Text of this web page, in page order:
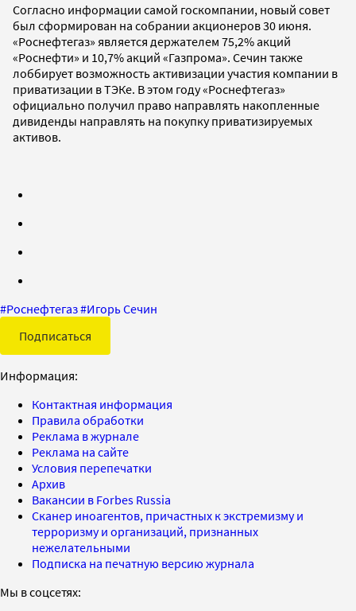
Согласно информации самой госкомпании, новый совет
был сформирован на собрании акционеров 30 июня.
«Роснефтегаз» является держателем 75,2% акций
«Роснефти» и 10,7% акций «Газпрома». Сечин также
лоббирует возможность активизации участия компании в
приватизации в ТЭКе. В этом году «Роснефтегаз»
официально получил право направлять накопленные
дивиденды направлять на покупку приватизируемых
активов.
#Роснефтегаз#Игорь Сечин
Подписаться
Информация:
Контактная информация
Правила обработки
Реклама в журнале
Реклама на сайте
Условия перепечатки
Архив
Вакансии в Forbes Russia
Сканер иноагентов, причастных к экстремизму и
терроризму и организаций, признанных
нежелательными
Подписка на печатную версию журнала
Мы в соцсетях: